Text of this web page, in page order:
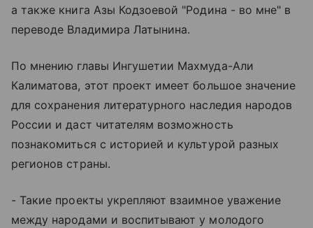
а также книга Азы Кодзоевой "Родина - во мне" в
переводе Владимира Латынина.
По мнению главы Ингушетии Махмуда-Али
Калиматова, этот проект имеет большое значение
для сохранения литературного наследия народов
России и даст читателям возможность
познакомиться с историей и культурой разных
регионов страны.
- Такие проекты укрепляют взаимное уважение
между народами и воспитывают у молодого